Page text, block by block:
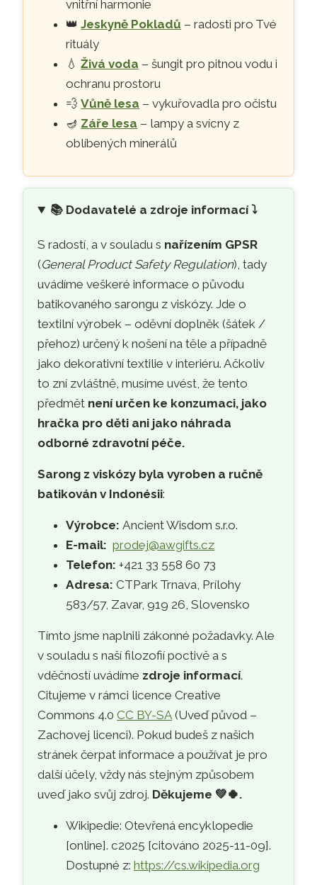
vnitřní harmonie
👑Jeskyně Pokladů – radosti pro Tvé
rituály
💧Živá voda – šungit pro pitnou vodu i
ochranu prostoru
💨Vůně lesa – vykuřovadla pro očistu
🪔 Záře lesa – lampy a svícny z
oblíbených minerálů
📚 Dodavatelé a zdroje informací ⤵️
S radostí, a v souladu s nařízením GPSR
(General Product Safety Regulation), tady
uvádíme veškeré informace o původu
batikovaného sarongu z viskózy. Jde o
textilní výrobek – oděvní doplněk (šátek /
přehoz) určený k nošení na těle a případně
jako dekorativní textilie v interiéru. Ačkoliv
to zní zvláštně, musíme uvést, že tento
předmět není určen ke konzumaci, jako
hračka pro děti ani jako náhrada
odborné zdravotní péče.
Sarong z viskózy byla vyroben a ručně
batikován v Indonésii:
Výrobce: Ancient Wisdom s.r.o.
E-mail:prodej@awgifts.cz
Telefon: +421 33 558 60 73
Adresa: CTPark Trnava, Prílohy
583/57, Zavar, 919 26, Slovensko
Tímto jsme naplnili zákonné požadavky. Ale
v souladu s naší filozofií poctivě a s
vděčností uvádíme zdroje informací.
Citujeme v rámci licence Creative
Commons 4.0CC BY-SA (Uveď původ –
Zachovej licenci). Pokud budeš z našich
stránek čerpat informace a používat je pro
další účely, vždy nás stejným způsobem
uveď jako svůj zdroj. Děkujeme 💚🍀.
Wikipedie: Otevřená encyklopedie
[online]. c2025 [citováno 2025-11-09].
Dostupné z:https://cs.wikipedia.org